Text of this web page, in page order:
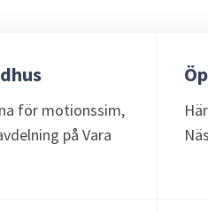
för motionssim,
på Vara